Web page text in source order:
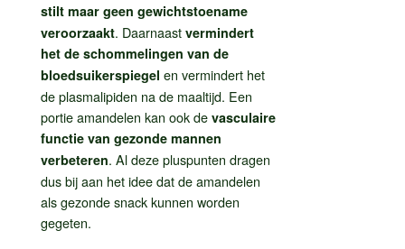
stilt maar geen gewichtstoename
veroorzaakt. Daarnaast vermindert
het de schommelingen van de
bloedsuikerspiegel en vermindert het
de plasmalipiden na de maaltijd. Een
portie amandelen kan ook de vasculaire
functie van gezonde mannen
verbeteren. Al deze pluspunten dragen
dus bij aan het idee dat de amandelen
als gezonde snack kunnen worden
gegeten.